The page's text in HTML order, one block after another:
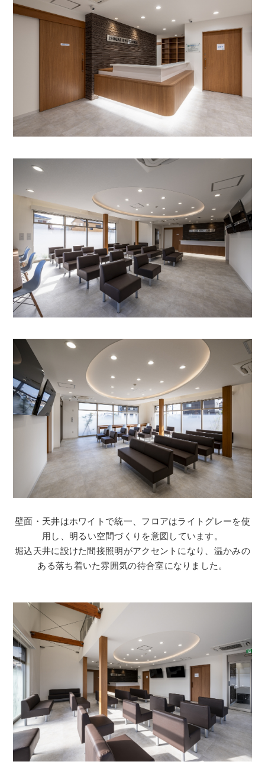
壁面・天井はホワイトで統一、フロアはライトグレーを使
用し、明るい空間づくりを意図しています。
堀込天井に設けた間接照明がアクセントになり、温かみの
ある落ち着いた雰囲気の待合室になりました。